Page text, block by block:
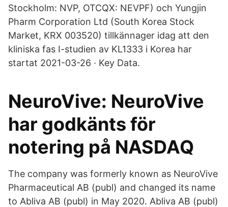
Stockholm: NVP, OTCQX: NEVPF) och Yungjin
Pharm Corporation Ltd (South Korea Stock
Market, KRX 003520) tillkännager idag att den
kliniska fas I-studien av KL1333 i Korea har
startat 2021-03-26 · Key Data.
NeuroVive: NeuroVive
har godkänts för
notering på NASDAQ
The company was formerly known as NeuroVive
Pharmaceutical AB (publ) and changed its name
to Abliva AB (publ) in May 2020. Abliva AB (publ)